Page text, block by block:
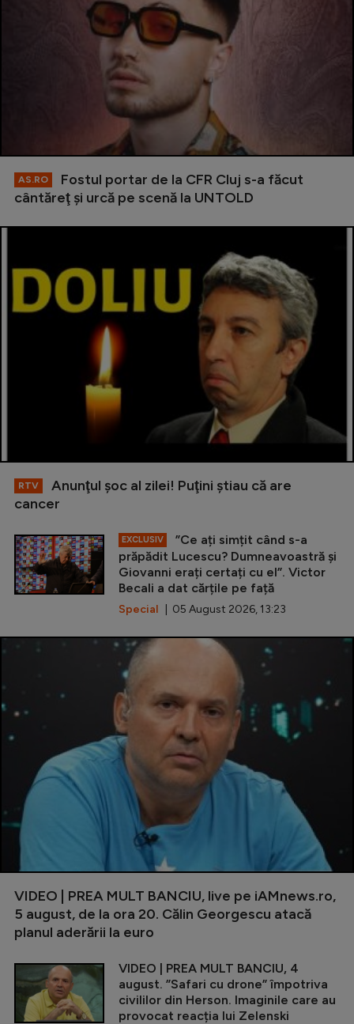
AS.RO
Fostul portar de la CFR Cluj s-a făcut
cântăreţ şi urcă pe scenă la UNTOLD
RTV
Anunţul şoc al zilei! Puţini ştiau că are
cancer
EXCLUSIV
”Ce ați simțit când s-a
prăpădit Lucescu? Dumneavoastră și
Giovanni erați certați cu el”. Victor
Becali a dat cărțile pe față
Special | 05 August 2026, 13:23
VIDEO | PREA MULT BANCIU, live pe iAMnews.ro,
5 august, de la ora 20. Călin Georgescu atacă
planul aderării la euro
VIDEO | PREA MULT BANCIU, 4
august. ”Safari cu drone” împotriva
civililor din Herson. Imaginile care au
provocat reacția lui Zelenski